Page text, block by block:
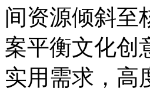
间资源倾斜至
案平衡文化创
实用需求，高